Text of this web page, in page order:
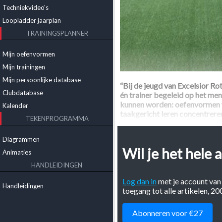
Techniekvideo's
Loopladder jaarplan
TRAININGSPLANNER
Mijn oefenvormen
Mijn trainingen
Mijn persoonlijke database
Clubdatabase
Kalender
TEKENPROGRAMMA
Diagrammen
Animaties
HANDLEIDINGEN
Handleidingen
“Bij de jeugd van Excelsior
én trainer begeleid op het
kunnen worden:
taakgericht leren
"De manier waarop we dit bij
beschrijft in het boek
model dat Bram Meurs in
- Extravert en
Wil je het hele
Log dan inmet je account
toegang tot alle artikelen,
Abonneren voor €27